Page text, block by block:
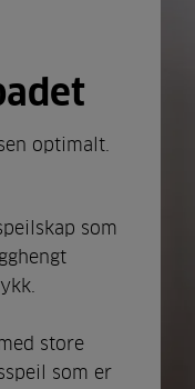
optimalt.
som
store
som er